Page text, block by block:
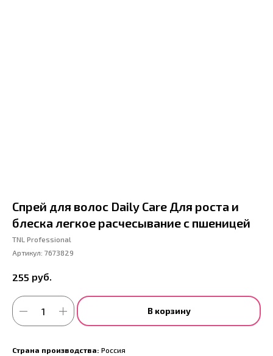
Спрей для волос Daily Care Для роста и
блеска легкое расчесывание с пшеницей
TNL Professional
Артикул: 7673829
255 руб.
В корзину
Страна производства: Россия